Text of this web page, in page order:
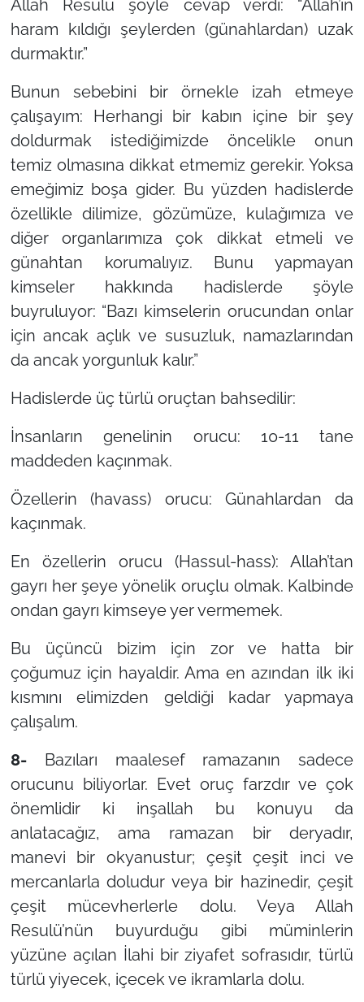
Allah Resulü şöyle cevap verdi: “Allah’ın
haram kıldığı şeylerden (günahlardan) uzak
durmaktır.”
Bunun sebebini bir örnekle izah etmeye
çalışayım: Herhangi bir kabın içine bir şey
doldurmak istediğimizde öncelikle onun
temiz olmasına dikkat etmemiz gerekir. Yoksa
emeğimiz boşa gider. Bu yüzden hadislerde
özellikle dilimize, gözümüze, kulağımıza ve
diğer organlarımıza çok dikkat etmeli ve
günahtan korumalıyız. Bunu yapmayan
kimseler hakkında hadislerde şöyle
buyruluyor: “Bazı kimselerin orucundan onlar
için ancak açlık ve susuzluk, namazlarından
da ancak yorgunluk kalır.”
Hadislerde üç türlü oruçtan bahsedilir:
İnsanların genelinin orucu: 10-11 tane
maddeden kaçınmak.
Özellerin (havass) orucu: Günahlardan da
kaçınmak.
En özellerin orucu (Hassul-hass): Allah’tan
gayrı her şeye yönelik oruçlu olmak. Kalbinde
ondan gayrı kimseye yer vermemek.
Bu üçüncü bizim için zor ve hatta bir
çoğumuz için hayaldir. Ama en azından ilk iki
kısmını elimizden geldiği kadar yapmaya
çalışalım.
8- Bazıları maalesef ramazanın sadece
orucunu biliyorlar. Evet oruç farzdır ve çok
önemlidir ki inşallah bu konuyu da
anlatacağız, ama ramazan bir deryadır,
manevi bir okyanustur; çeşit çeşit inci ve
mercanlarla doludur veya bir hazinedir, çeşit
çeşit mücevherlerle dolu. Veya Allah
Resulü’nün buyurduğu gibi müminlerin
yüzüne açılan İlahi bir ziyafet sofrasıdır, türlü
türlü yiyecek, içecek ve ikramlarla dolu.